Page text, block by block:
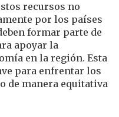
recursos no
por los países
formar parte de
apoyar la
en la región. Esta
para enfrentar los
de manera equitativa